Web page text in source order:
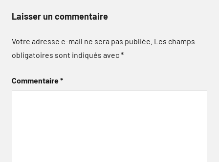
Laisser un commentaire
Votre adresse e-mail ne sera pas publiée. Les champs
obligatoires sont indiqués avec*
Commentaire*